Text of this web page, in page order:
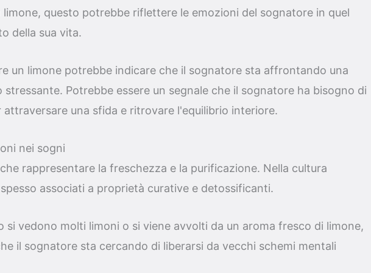
limone, questo potrebbe riflettere le emozioni del sognatore in quel
della sua vita.
un limone potrebbe indicare che il sognatore sta affrontando una
Potrebbe essere un segnale che il sognatore ha bisogno di
attraversare una sfida e ritrovare l'equilibrio interiore.
nei sogni
rappresentare la freschezza e la purificazione. Nella cultura
associati a proprietà curative e detossificanti.
si vedono molti limoni o si viene avvolti da un aroma fresco di limone,
il sognatore sta cercando di liberarsi da vecchi schemi mentali